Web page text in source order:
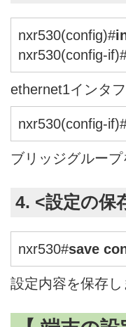
nxr530(config)#
nxr530(config-
ethernet1インタ
nxr530(config-
ブリッジグループ
4. <設定の保
nxr530#save
設定内容を保存し